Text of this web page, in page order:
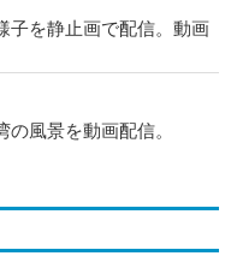
子を静止画で配信。動画
風景を動画配信。